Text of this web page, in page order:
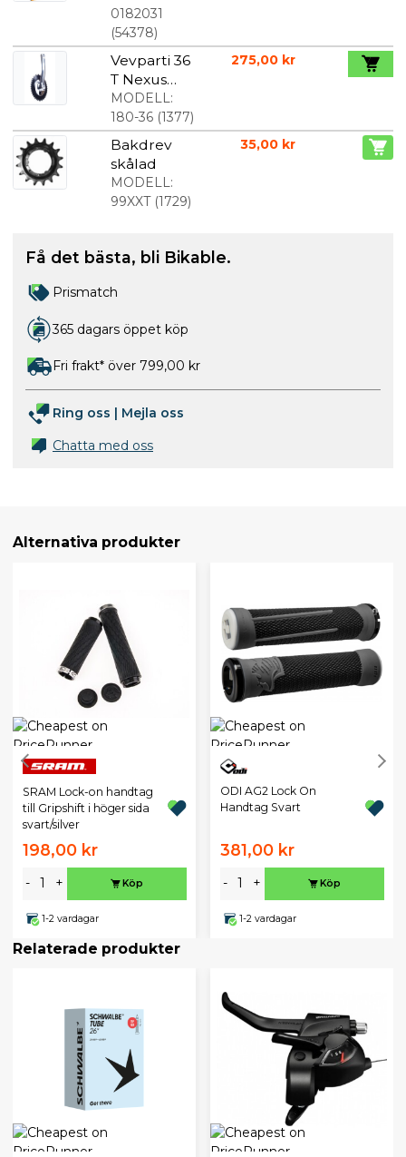
mm.
racerventil
0182031
(54378)
Vevparti 36
T Nexus
Silver/Svart
MODELL:
180-36(1377)
275,00 kr
Bakdrev
skålad
MODELL:
99XXT(1729)
35,00 kr
Få det bästa, bli Bikable.
Prismatch
365 dagars öppet köp
Fri frakt* över 799,00 kr
Ring oss | Mejla oss
Chatta med oss
Alternativa produkter
SRAM Lock-on handtag
till Gripshift i höger sida
svart/silver
198,00 kr
- + Köp
1-2 vardagar
ODI AG2 Lock On
Handtag Svart
381,00 kr
- + Köp
1-2 vardagar
Relaterade produkter